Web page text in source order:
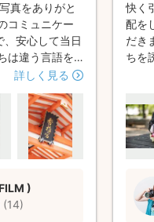
真をありがと
コミュニケー
、安心して当日
は違う言語を
コミュニケーシ
な気配りと配
き、取景も私
合っていて大
始とても楽し
に助かりまし
と素晴らしい
詳しく見る
)
(14)
快く
配を
だき
ちを